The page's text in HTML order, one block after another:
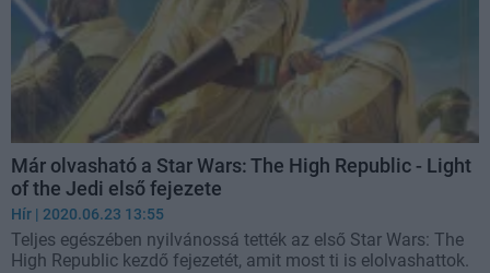
Már olvasható a Star Wars: The High Republic - Light
of the Jedi első fejezete
Hír | 2020.06.23 13:55
Teljes egészében nyilvánossá tették az első Star Wars: The
High Republic kezdő fejezetét, amit most ti is elolvashattok.